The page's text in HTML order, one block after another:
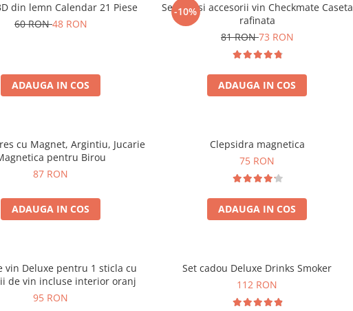
din lemn Calendar 21 Piese
60 RON48 RON
ADAUGA IN COS
-10%
Set sah si accesorii vin Checkmate Caseta
rafinata
81 RON73 RON
ADAUGA IN COS
cu Magnet, Argintiu, Jucarie
pentru Birou
87 RON
ADAUGA IN COS
Clepsidra magnetica
75 RON
ADAUGA IN COS
vin Deluxe pentru 1 sticla cu
de vin incluse interior oranj
95 RON
Set cadou Deluxe Drinks Smoker
112 RON